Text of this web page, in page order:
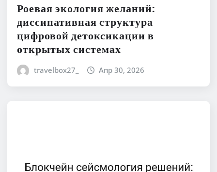
Роевая экология желаний:
диссипативная структура
цифровой детоксикации в
открытых системах
travelbox27_ Апр 30, 2026